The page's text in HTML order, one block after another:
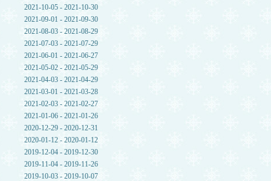
2021-10-05 - 2021-10-30
2021-09-01 - 2021-09-30
2021-08-03 - 2021-08-29
2021-07-03 - 2021-07-29
2021-06-01 - 2021-06-27
2021-05-02 - 2021-05-29
2021-04-03 - 2021-04-29
2021-03-01 - 2021-03-28
2021-02-03 - 2021-02-27
2021-01-06 - 2021-01-26
2020-12-29 - 2020-12-31
2020-01-12 - 2020-01-12
2019-12-04 - 2019-12-30
2019-11-04 - 2019-11-26
2019-10-03 - 2019-10-07